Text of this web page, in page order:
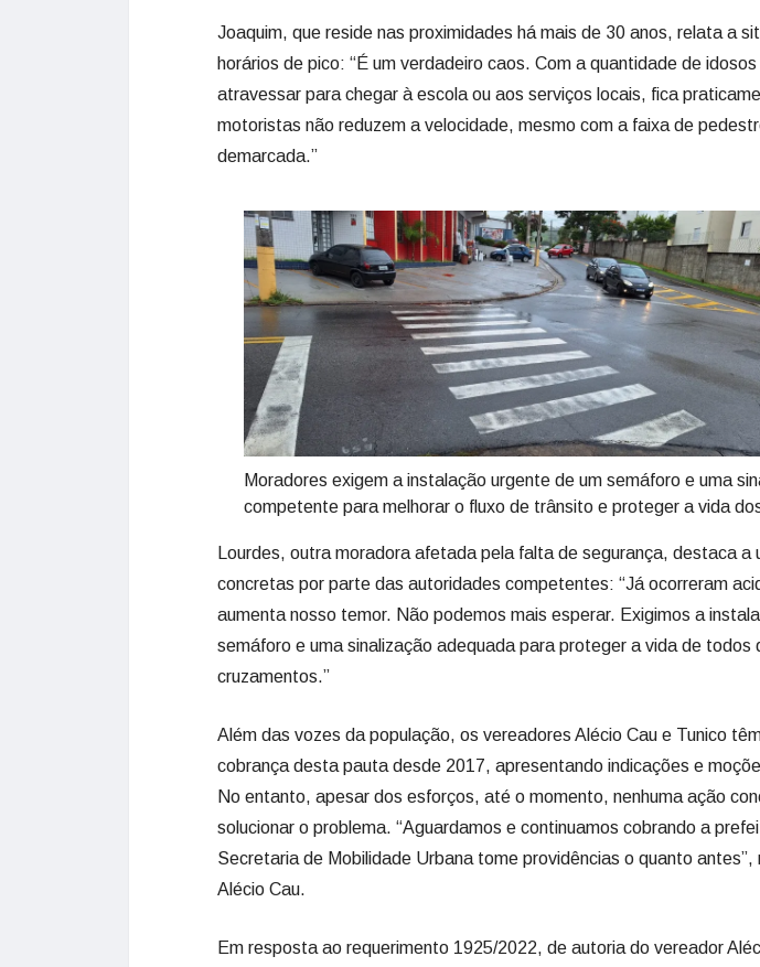
Joaquim, que reside nas proximidades há mais de 30 anos, relata a
horários de pico: “É um verdadeiro caos. Com a quantidade de
atravessar para chegar à escola ou aos serviços locais, fica
motoristas não reduzem a velocidade, mesmo com a faixa de
demarcada.”
Moradores exigem a instalação urgente de um semáforo e uma
competente para melhorar o fluxo de trânsito e proteger a vida
Lourdes, outra moradora afetada pela falta de segurança, destaca a
concretas por parte das autoridades competentes: “Já ocorreram
aumenta nosso temor. Não podemos mais esperar. Exigimos a
semáforo e uma sinalização adequada para proteger a vida de todos
cruzamentos.”
Além das vozes da população, os vereadores Alécio Cau e Tunico
cobrança desta pauta desde 2017, apresentando indicações e
No entanto, apesar dos esforços, até o momento, nenhuma ação
solucionar o problema. “Aguardamos e continuamos cobrando a
Secretaria de Mobilidade Urbana tome providências o quanto
Alécio Cau.
Em resposta ao requerimento 1925/2022, de autoria do vereador